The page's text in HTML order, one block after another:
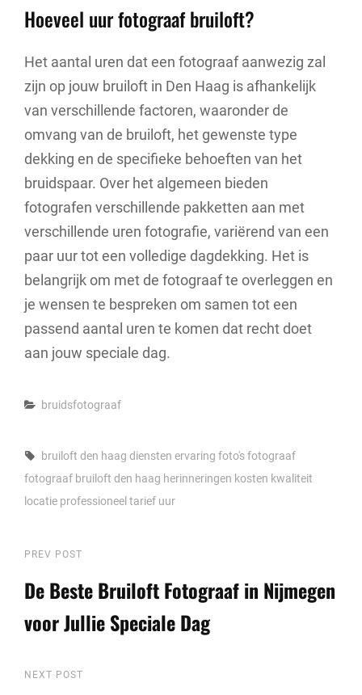
Hoeveel uur fotograaf bruiloft?
Het aantal uren dat een fotograaf aanwezig zal
zijn op jouw bruiloft in Den Haag is afhankelijk
van verschillende factoren, waaronder de
omvang van de bruiloft, het gewenste type
dekking en de specifieke behoeften van het
bruidspaar. Over het algemeen bieden
fotografen verschillende pakketten aan met
verschillende uren fotografie, variërend van een
paar uur tot een volledige dagdekking. Het is
belangrijk om met de fotograaf te overleggen en
je wensen te bespreken om samen tot een
passend aantal uren te komen dat recht doet
aan jouw speciale dag.
Categories
bruidsfotograaf
Tags,
bruiloft den haag diensten ervaring foto'sfotograaf
fotograaf bruiloft den haag herinneringen kosten kwaliteit
locatie professioneel tarief uur
Berichtnavigatie
Previous
Post
PREV POST
De Beste Bruiloft Fotograaf in Nijmegen
voor Jullie Speciale Dag
Next
NEXT POST